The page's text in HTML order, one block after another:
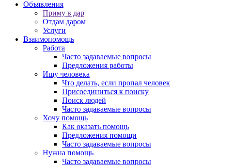
Объявления
Приму в дар
Отдам даром
Услуги
Взаимопомощь
Работа
Часто задаваемые вопросы
Предложения работы
Ищу человека
Что делать, если пропал человек
Присоединиться к поиску
Поиск людей
Часто задаваемые вопросы
Хочу помощь
Как оказать помощь
Предложения помощи
Часто задаваемые вопросы
Нужна помощь
Часто задаваемые вопросы